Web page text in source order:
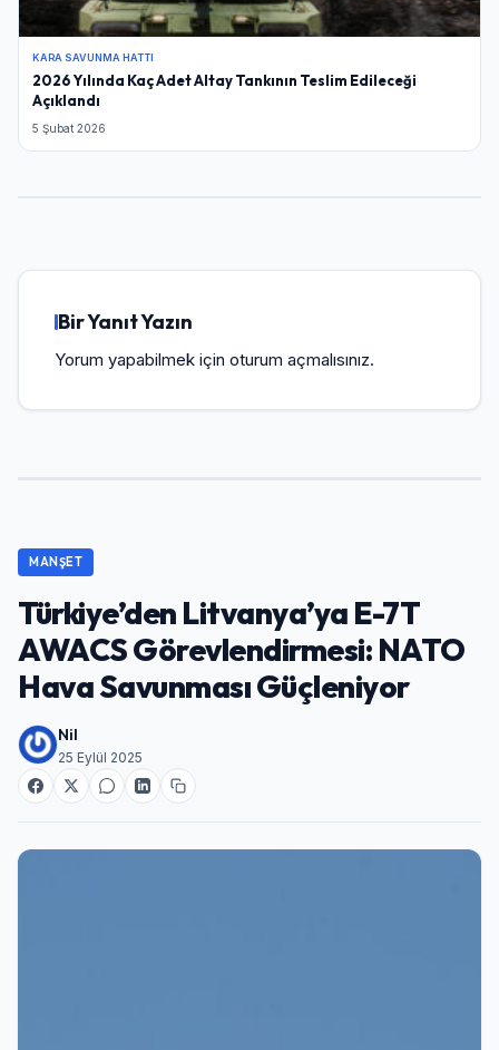
KARA SAVUNMA HATTI
2026 Yılında Kaç Adet Altay Tankının Teslim Edileceği
Açıklandı
5 Şubat 2026
Bir Yanıt Yazın
Yorum yapabilmek için oturum açmalısınız.
MANŞET
Türkiye’den Litvanya’ya E-7T
AWACS Görevlendirmesi: NATO
Hava Savunması Güçleniyor
Nil
25 Eylül 2025